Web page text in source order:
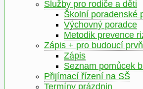
Služby pro rodiče a děti
Školní poradenské
Výchovný poradce
Metodik prevence
Zápis + pro budoucí
Zápis
Seznam pomůcek
Přijímací řízení na SŠ
Termíny prázdnin